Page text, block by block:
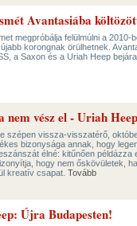
Avantasiába
megpróbálja felülmúlni a
korongnak örülhetnek.
a Saxon és a Uriah Heep
nem vész el - Uriah
szépen vissza-visszatérő,
bizonysága annak, hogy
élné: kitűnően
hogy nem őskövületek,
kreatív csapat. Tovább
Újra Budapesten!